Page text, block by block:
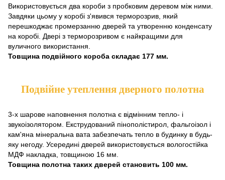
Використовується два короби з пробковим деревом між ними.
Завдяки цьому у коробі з'явився терморозрив, який
перешкоджає промерзанню дверей та утворенню конденсату
на коробі. Двері з терморозривом є найкращими для
вуличного використання.
Товщина подвійного короба складає 177 мм.
Подвійне утеплення дверного полотна
3-х шарове наповнення полотна є відмінним тепло- і
звукоізолятором. Екструдований пінополістирол, фальгоізол і
кам'яна мінеральна вата забезпечать тепло в будинку в будь-
яку негоду. Усередині дверей використовується вологостійка
МДФ накладка, товщиною 16 мм.
Товщина полотна таких дверей становить 100 мм.